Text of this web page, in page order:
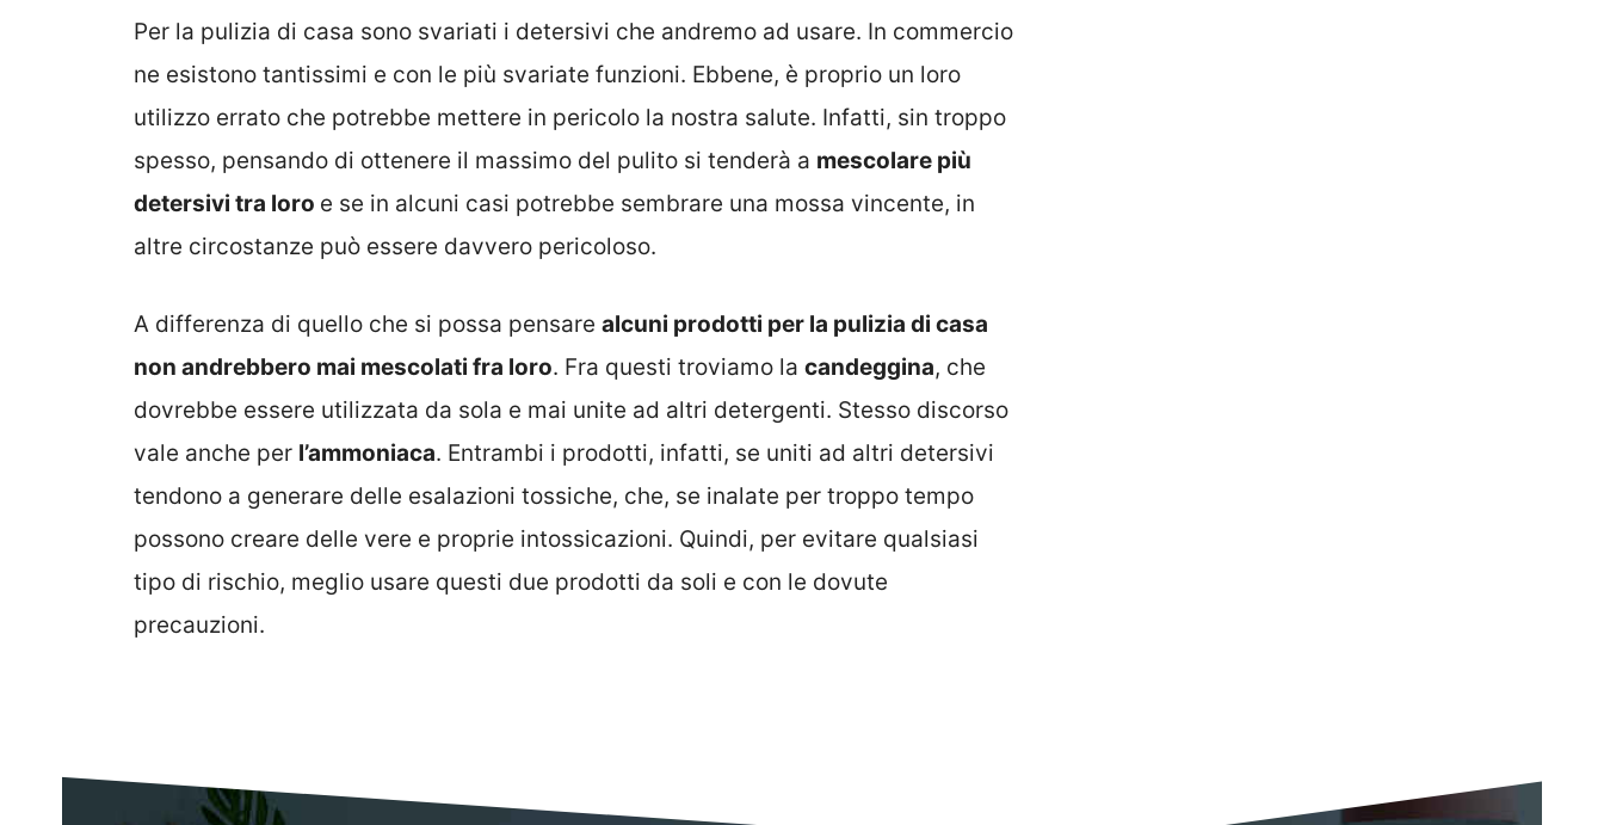
Per la pulizia di casa sono svariati i detersivi che andremo ad usare. In commercio
ne esistono tantissimi e con le più svariate funzioni. Ebbene, è proprio un loro
utilizzo errato che potrebbe mettere in pericolo la nostra salute. Infatti, sin troppo
spesso, pensando di ottenere il massimo del pulito si tenderà a mescolare più
detersivi tra loro e se in alcuni casi potrebbe sembrare una mossa vincente, in
altre circostanze può essere davvero pericoloso.
A differenza di quello che si possa pensare alcuni prodotti per la pulizia di casa
non andrebbero mai mescolati fra loro. Fra questi troviamo la candeggina, che
dovrebbe essere utilizzata da sola e mai unite ad altri detergenti. Stesso discorso
vale anche per l’ammoniaca. Entrambi i prodotti, infatti, se uniti ad altri detersivi
tendono a generare delle esalazioni tossiche, che, se inalate per troppo tempo
possono creare delle vere e proprie intossicazioni. Quindi, per evitare qualsiasi
tipo di rischio, meglio usare questi due prodotti da soli e con le dovute
precauzioni.